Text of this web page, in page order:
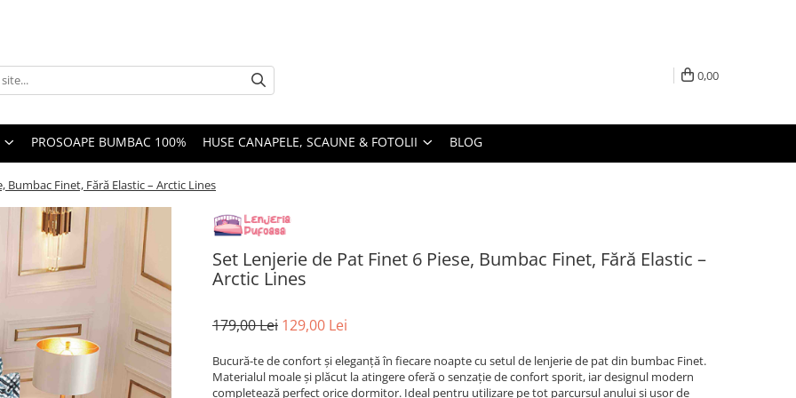
0,00
PROSOAPE BUMBAC 100% HUSE CANAPELE, SCAUNE & FOTOLII BLOG
Bumbac Finet, Fără Elastic – Arctic Lines
Set Lenjerie de Pat Finet 6 Piese, Bumbac Finet, Fără Elastic –
Arctic Lines
179,00 Lei 129,00 Lei
Bucură-te de confort și eleganță în fiecare noapte cu setul de lenjerie de pat din bumbac Finet.
Materialul moale și plăcut la atingere oferă o senzație de confort sporit, iar designul modern
completează perfect orice dormitor. Ideal pentru utilizare pe tot parcursul anului și ușor de